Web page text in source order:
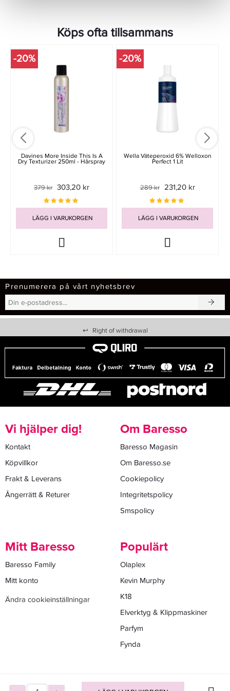
Köps ofta tillsammans
-20%
Davines More Inside This Is A
Dry Texturizer 250ml - Hårspray
379 kr 303,20 kr
LÄGG I VARUKORGEN
-20%
Wella Väteperoxid 6% Welloxon
Perfect 1 Lit
289 kr 231,20 kr
LÄGG I VARUKORGEN
Prenumerera på vårt nyhetsbrev
↩ Right of withdrawal
Vi hjälper dig!
Kontakt
Köpvillkor
Frakt & Leverans
Ångerrätt & Returer
Om Baresso
Baresso Magasin
Om Baresso.se
Cookiepolicy
Integritetspolicy
Smspolicy
Mitt Baresso
Baresso Family
Mitt konto
Ändra cookieinställningar
Populärt
Olaplex
Kevin Murphy
K18
Elverktyg & Klippmaskiner
Parfym
Fynda